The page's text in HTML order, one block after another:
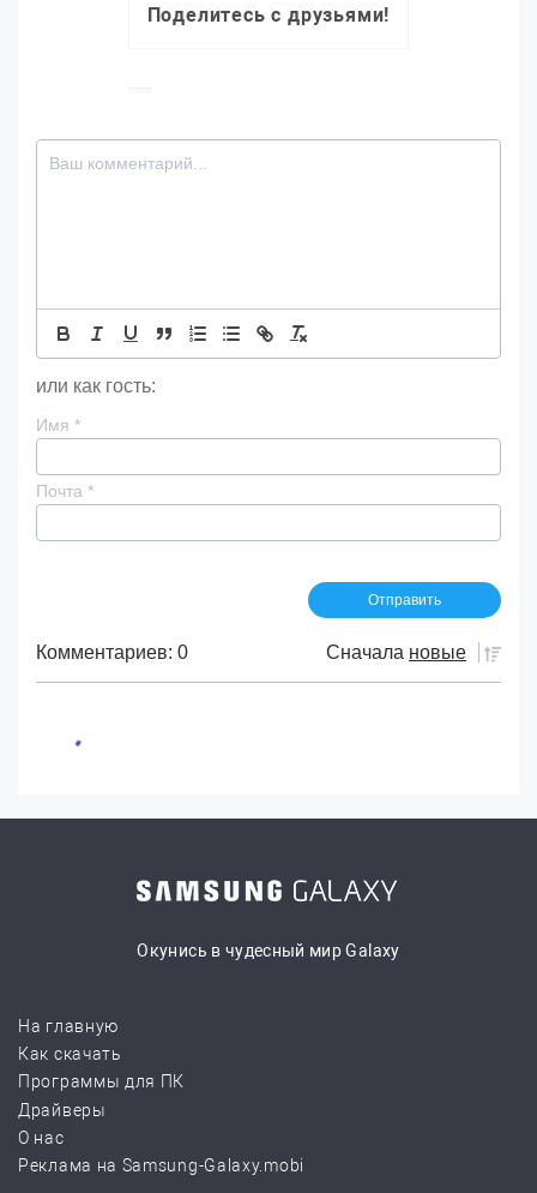
Поделитесь с друзьями!
или как гость:
Имя *
Почта *
Комментариев: 0 Сначала новые
Окунись в чудесный мир Galaxy
На главную
Как скачать
Программы для ПК
Драйверы
О нас
Реклама на Samsung-Galaxy.mobi